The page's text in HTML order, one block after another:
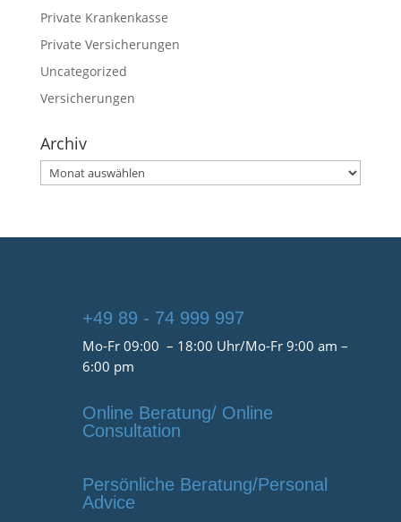
Private Krankenkasse
Private Versicherungen
Uncategorized
Versicherungen
Archiv
Archiv
+49 89 - 74 999 997
Mo-Fr 09:00 – 18:00 Uhr/Mo-Fr 9:00 am –
6:00 pm
Online Beratung/ Online
Consultation
Persönliche Beratung/Personal
Advice